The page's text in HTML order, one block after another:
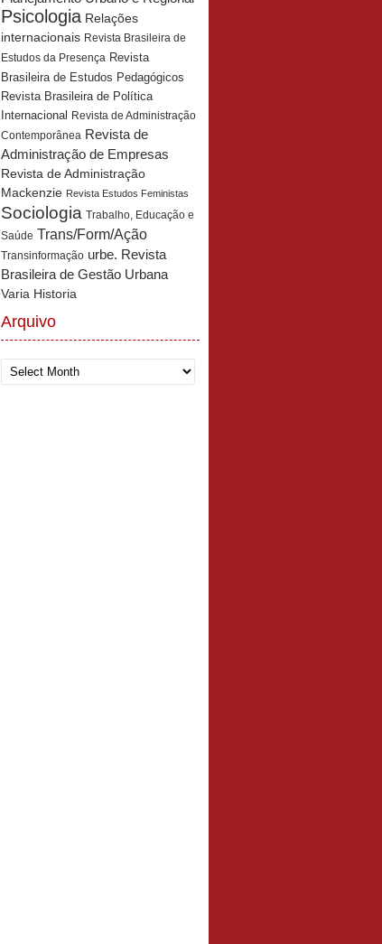
Psicologia Relações
internacionais Revista Brasileira de
Estudos da Presença Revista
Brasileira de Estudos Pedagógicos
Revista Brasileira de Política
Internacional Revista de Administração
Contemporânea Revista de
Administração de Empresas
Revista de Administração
Mackenzie Revista Estudos Feministas
Sociologia Trabalho, Educação e
Saúde Trans/Form/Ação
Transinformação urbe. Revista
Brasileira de Gestão Urbana
Varia Historia
Arquivo
Arquivo